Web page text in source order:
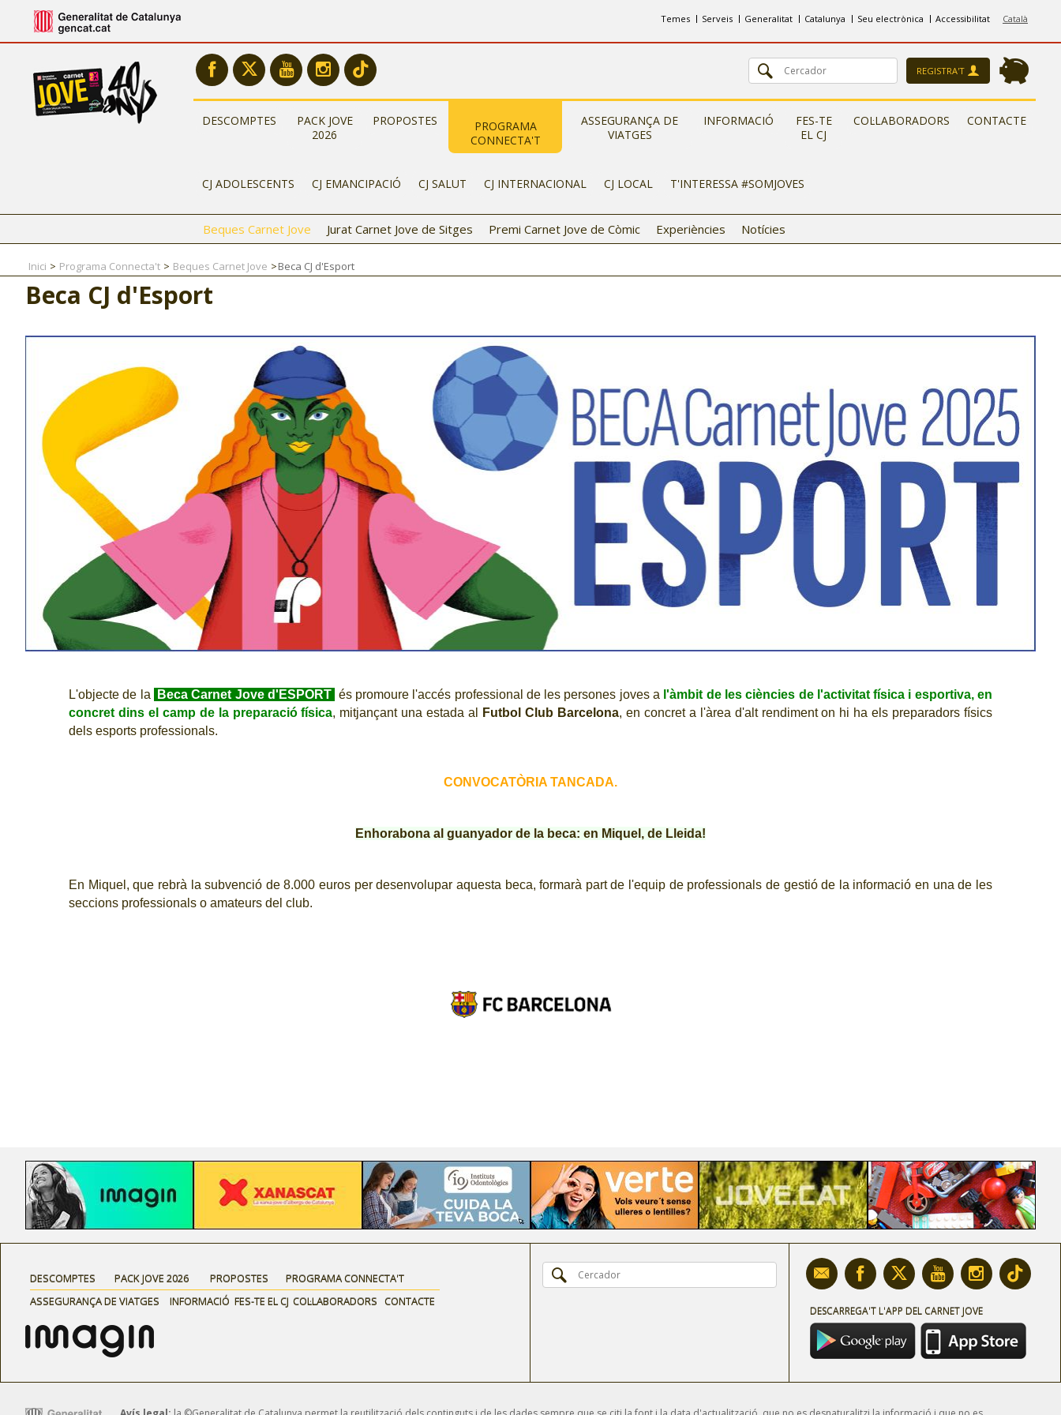
Català
Temes Serveis Generalitat Catalunya Seu electrònica Accessibilitat
REGISTRA'T
DESCOMPTES
PACK JOVE
2026
PROPOSTES
PROGRAMA
CONNECTA'T
ASSEGURANÇA DE
VIATGES
INFORMACIÓ
FES-TE
EL CJ
COL·LABORADORS CONTACTE
CJ ADOLESCENTS CJ EMANCIPACIÓ CJ SALUT CJ INTERNACIONAL CJ LOCAL T'INTERESSA #SOMJOVES
Beques Carnet Jove Jurat Carnet Jove de Sitges Premi Carnet Jove de Còmic Experiències Notícies
Inici Programa Connecta't Beques Carnet Jove Beca CJ d'Esport
Beca CJ d'Esport
L'objecte de la Beca Carnet Jove d'ESPORT és promoure l'accés professional de les persones joves a l'àmbit de les ciències de l'activitat física i esportiva, en
concret dins el camp de la preparació física, mitjançant una estada al Futbol Club Barcelona, en concret a l'àrea d'alt rendiment on hi ha els preparadors físics
dels esports professionals.
CONVOCATÒRIA TANCADA.
Enhorabona al guanyador de la beca: en Miquel, de Lleida!
En Miquel , que rebrà la subvenció de 8.000 euros per desenvolupar aquesta beca, formarà part de l'equip de professionals de gestió de la informació en una de les
seccions professionals o amateurs del club.
DESCOMPTES PACK JOVE 2026 PROPOSTES
PROGRAMA CONNECTA'T
ASSEGURANÇA DE VIATGES
INFORMACIÓ FES-TE EL CJ COL·LABORADORS CONTACTE
DESCARREGA'T L'APP DEL CARNET JOVE